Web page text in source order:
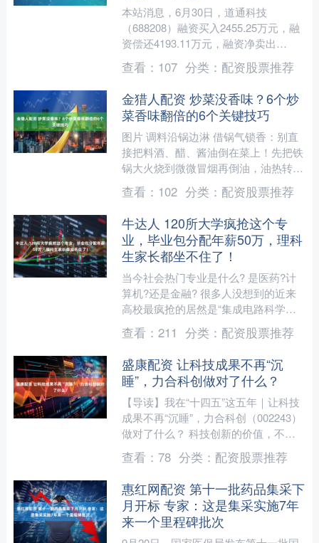
本站消息，6月30日，道通科技
（688208）融资买入2455.25万元，融
资偿还4193.11万元，融资净卖出
1737.86万元，融资余额6.65亿元。 融
券....
查看： 107 分类： 配资股票推荐
金猎人配资 炒菜没香味？6个炒
菜香味翻倍的6个关键技巧
图片 调料沿锅边淋 借锅气锁香：别直
接把料酒、醋、酱油倒在菜上！先把铁
锅大火烧到微微冒烟再倒油，油热转两
圈润锅，然后沿锅边缓缓淋入调料，边
倒边转锅，让高温锅边激....
查看： 102 分类： 配资股票推荐
牛达人 120所大学疯抢这个专
业，毕业包分配年薪50万，理科
生家长都坐不住了！
当今社会热门专业是什么? 是医药?计
算机?还是金融? 很多人没想到的近来
高校最疯抢的居然是“集成电路科学与
工程”。 根据网上信息,2025年全国超
120所大学紧....
查看： 211 分类： 配资股票推荐
盛康配资 让科技成果不再“沉
睡”，力合科创做对了什么？
【导读】我在“十四五”这五年｜让科技
成果不再“沉睡”，力合科创（002243）
做对了什么？ 科技创新的价值，不止
在实验室的那束光，更在让光照进产业
的那一刻，那究....
查看： 78 分类： 配资股票推荐
惠红网配资 第十一批药品集采下
月开标 专家：这是集采实施7年
来一个里程碑批次